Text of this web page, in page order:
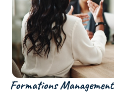
Formations Management